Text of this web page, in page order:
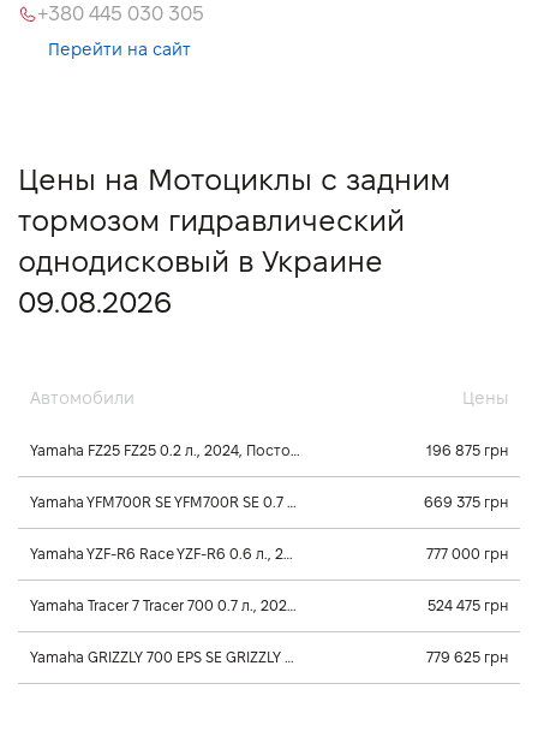
+380 445 030 305
Перейти на сайт
Цены на Мотоциклы с задним
тормозом гидравлический
однодисковый в Украине
09.08.2026
Автомобили Цены
Yamaha FZ25 FZ25 0.2 л., 2024, Постоянного зацепления 196 875 грн
Yamaha YFM700R SE YFM700R SE 0.7 л., 2026, Механика 669 375 грн
Yamaha YZF-R6 Race YZF-R6 0.6 л., 2025, Постоянного зацепления 777 000 грн
Yamaha Tracer 7 Tracer 700 0.7 л., 2025, Постоянного зацепления 524 475 грн
Yamaha GRIZZLY 700 EPS SE GRIZZLY 700 EPS SE 0.7 л., 2026, Клиноременный вариатор Ultramatic 779 625 грн